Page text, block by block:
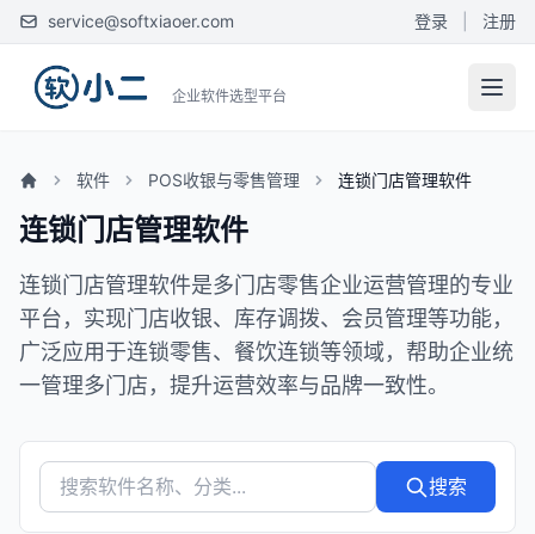
service@softxiaoer.com 登录 注册
企业软件选型平台
软件 POS收银与零售管理 连锁门店管理软件
连锁门店管理软件
连锁门店管理软件是多门店零售企业运营管理的专业
平台，实现门店收银、库存调拨、会员管理等功能，
广泛应用于连锁零售、餐饮连锁等领域，帮助企业统
一管理多门店，提升运营效率与品牌一致性。
搜索